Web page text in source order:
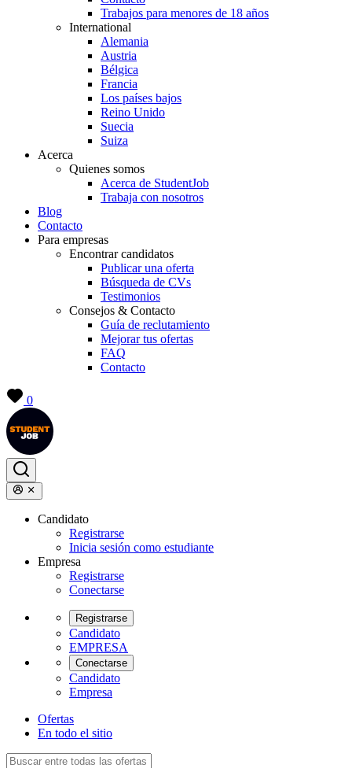
Trabajos para menores de 18 años
International
Alemania
Austria
Bélgica
Francia
Los países bajos
Reino Unido
Suecia
Suiza
Acerca
Quienes somos
Acerca de StudentJob
Trabaja con nosotros
Blog
Contacto
Para empresas
Encontrar candidatos
Publicar una oferta
Búsqueda de CVs
Testimonios
Consejos & Contacto
Guía de reclutamiento
Mejorar tus ofertas
FAQ
Contacto
0
Candidato
Registrarse
Inicia sesión como estudiante
Empresa
Registrarse
Conectarse
Registrarse
Candidato
EMPRESA
Conectarse
Candidato
Empresa
Ofertas
En todo el sitio